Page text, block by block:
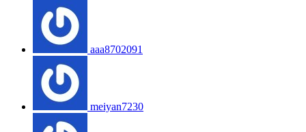
aaa8702091
meiyan7230